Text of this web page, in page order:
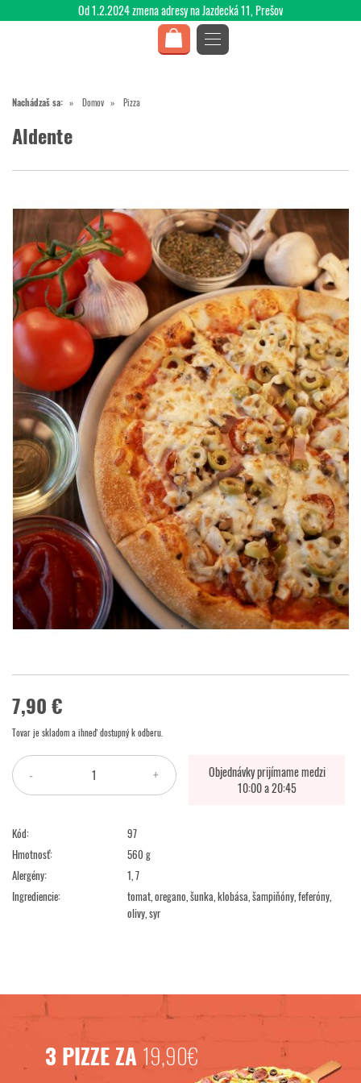
Nachádzaš sa: Domov Pizza
Aldente
7,90 €
Tovar je skladom a ihneď dostupný k odberu.
- +
Objednávky prijímame medzi
10:00 a 20:45
Kód:
97
Hmotnosť:
560 g
Alergény:
1, 7
Ingrediencie:
tomat, oregano, šunka, klobása, šampiňóny, feferóny,
olivy, syr
3 PIZZE ZA 19,90€
Od 1.2.2024 zmena adresy na Jazdecká 11, Prešov